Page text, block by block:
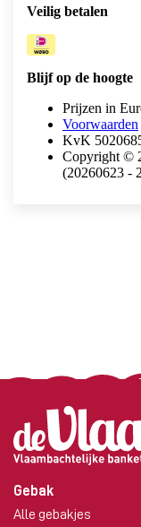
Gebak
Alle gebakjes